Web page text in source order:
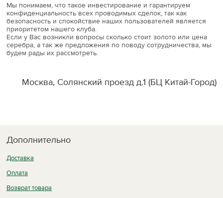
Мы понимаем, что такое инвестирование и гарантируем
конфиденциальность всех проводимых сделок, так как
безопасность и спокойствие наших пользователей является
приоритетом нашего клуба.
Если у Вас возникли вопросы сколько стоит золото или цена
серебра, а так же предложения по поводу сотрудничества, мы
будем рады их рассмотреть.
Москва, Солянский проезд д.1 (БЦ Китай-Город)
Дополнительно
Доставка
Оплата
Возврат товара